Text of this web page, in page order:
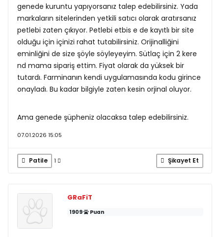
genede kuruntu yapıyorsanız talep edebilirsiniz. Yada
markaların sitelerinden yetkili satıcı olarak aratırsanız
petlebi zaten çıkıyor. Petlebi etbis e de kayıtlı bir site
olduğu için içinizi rahat tutabilirsiniz. Orijinalliğini
eminliğini de size şöyle söyleyeyim. Sütlaç için 2 kere
nd mama sipariş ettim. Fiyat olarak da yüksek bir
tutardı. Farminanın kendi uygulamasında kodu girince
onayladı. Bu kadar bilgiyle zaten kesin orjinal oluyor.
Ama genede şüpheniz olacaksa talep edebilirsiniz.
07.01.2026 15:05
Patile 1 Şikayet Et
GRaFiT
1909 Puan